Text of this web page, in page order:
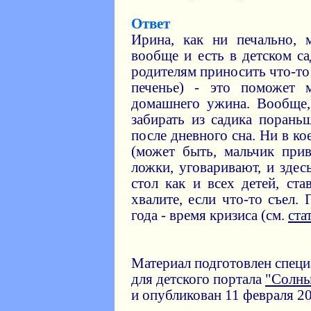
Ответ
Ирина, как ни печально,
вообще и есть в детском
родителям приносить что-
печенье) - это поможет
домашнего ужина. Вообще,
забирать из садика
после дневного сна. Ни в
(может быть, мальчик
ложки, уговаривают, и
стол как и всех детей,
хвалите, если что-то
года - время кризиса (см.
Материал подготовлен
для детского портала
и опубликован 11 февраля